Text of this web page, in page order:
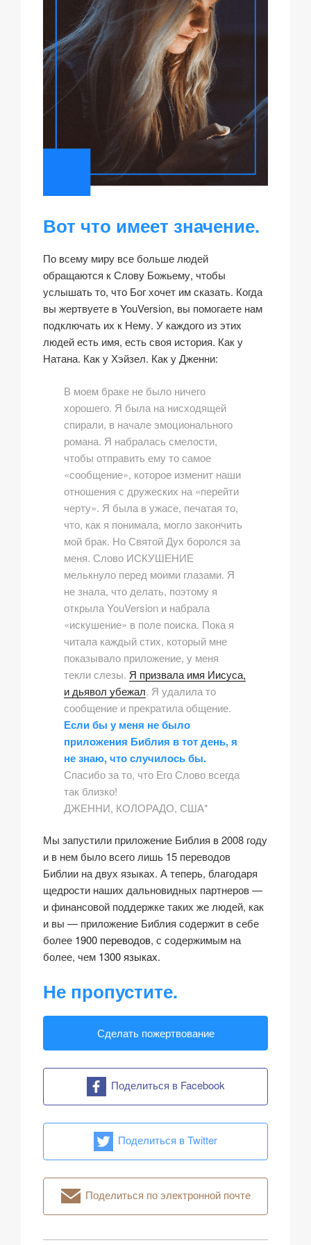
Вот что имеет значение.
По всему миру все больше людей
обращаются к Слову Божьему, чтобы
услышать то, что Бог хочет им сказать. Когда
вы жертвуете в YouVersion, вы помогаете нам
подключать их к Нему. У каждого из этих
людей есть имя, есть своя история. Как у
Натана. Как у Хэйзел. Как у Дженни:
В моем браке не было ничего
хорошего. Я была на нисходящей
спирали, в начале эмоционального
романа. Я набралась смелости,
чтобы отправить ему то самое
«сообщение», которое изменит наши
отношения с дружеских на «перейти
черту». Я была в ужасе, печатая то,
что, как я понимала, могло закончить
мой брак. Но Святой Дух боролся за
меня. Слово ИСКУШЕНИЕ
мелькнуло перед моими глазами. Я
не знала, что делать, поэтому я
открыла YouVersion и набрала
«искушение» в поле поиска. Пока я
читала каждый стих, который мне
показывало приложение, у меня
текли слезы. Я призвала имя Иисуса,
и дьявол убежал. Я удалила то
сообщение и прекратила общение.
Если бы у меня не было
приложения Библия в тот день, я
не знаю, что случилось бы.
Спасибо за то, что Его Слово всегда
так близко!
ДЖЕННИ, КОЛОРАДО, США*
Мы запустили приложение Библия в 2008 году
и в нем было всего лишь 15 переводов
Библии на двух языках. А теперь, благодаря
щедрости наших дальновидных партнеров —
и финансовой поддержке таких же людей, как
и вы — приложение Библия содержит в себе
более 1900 переводов, с содержимым на
более, чем 1300 языках.
Не пропустите.
Сделать пожертвование
Поделиться в Facebook
Поделиться в Twitter
Поделиться по электронной почте